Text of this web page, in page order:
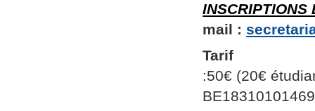
INSCRIPTIONS
mail :
Tarif
:50€ (20€